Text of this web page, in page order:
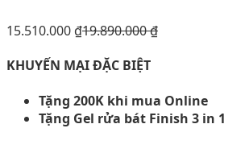
15.510.000 ₫19.890.000₫
KHUYẾN MẠI ĐẶC BIỆT
Tặng 200K khi mua Online
Tặng Gel rửa bát Finish 3 in 1